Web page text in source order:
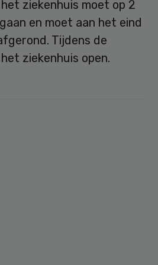
ziekenhuis moet op 2
en moet aan het eind
Tijdens de
ziekenhuis open.